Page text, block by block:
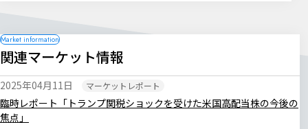
関連マーケット情報
臨時レポート「トランプ関税ショックを受けた米国高配当株の今後の
焦点」
2025年04月11日 マーケットレポート